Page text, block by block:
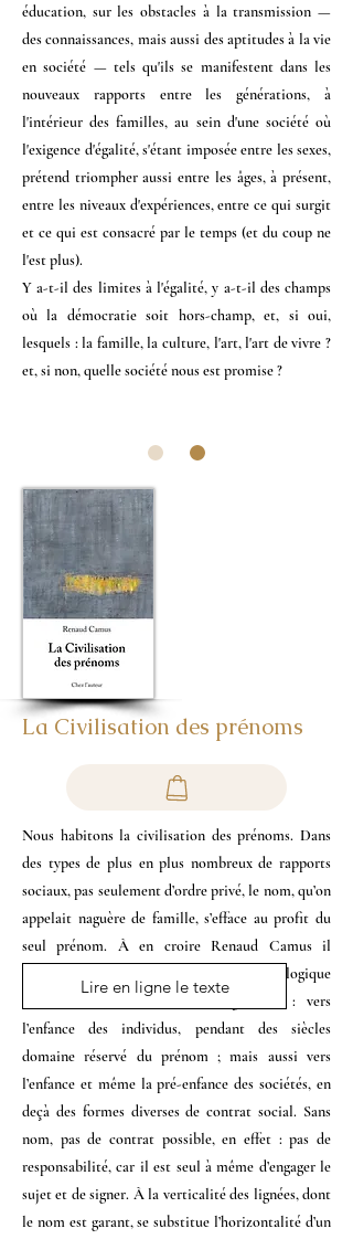
éducation, sur les obstacles à la transmission —
des connaissances, mais aussi des aptitudes à la vie
en société — tels qu'ils se manifestent dans les
nouveaux rapports entre les générations, à
l'intérieur des familles, au sein d'une société où
l'exigence d'égalité, s'étant imposée entre les sexes,
prétend triompher aussi entre les âges, à présent,
entre les niveaux d'expériences, entre ce qui surgit
et ce qui est consacré par le temps (et du coup ne
l'est plus).
Y a-t-il des limites à l'égalité, y a-t-il des champs
où la démocratie soit hors-champ, et, si oui,
lesquels : la famille, la culture, l'art, l'art de vivre ?
et, si non, quelle société nous est promise ?
La Civilisation des prénoms
Nous habitons la civilisation des prénoms. Dans
des types de plus en plus nombreux de rapports
sociaux, pas seulement d’ordre privé, le nom, qu’on
appelait naguère de famille, s’efface au profit du
seul prénom. À en croire Renaud Camus il
s’agirait d’une mutation anthropologique
essentielle, et d’une double régression : vers
l’enfance des individus, pendant des siècles
domaine réservé du prénom ; mais aussi vers
l’enfance et même la pré-enfance des sociétés, en
deçà des formes diverses de contrat social. Sans
nom, pas de contrat possible, en effet : pas de
responsabilité, car il est seul à même d’engager le
sujet et de signer. À la verticalité des lignées, dont
le nom est garant, se substitue l’horizontalité d’un
Chez l'auteur
2014
Lire en ligne le texte